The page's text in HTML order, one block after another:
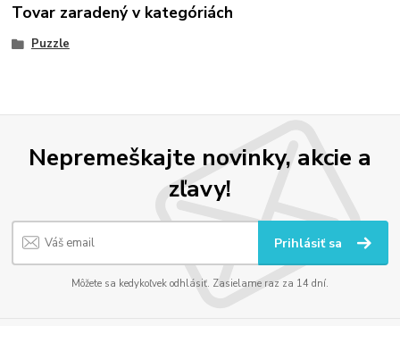
Tovar zaradený v kategóriách
Puzzle
Nepremeškajte novinky, akcie a
zľavy!
Prihlásiť sa
Môžete sa kedykoľvek odhlásiť. Zasielame raz za 14 dní.